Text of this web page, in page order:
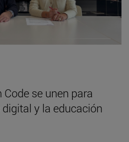
se unen para
y la educación